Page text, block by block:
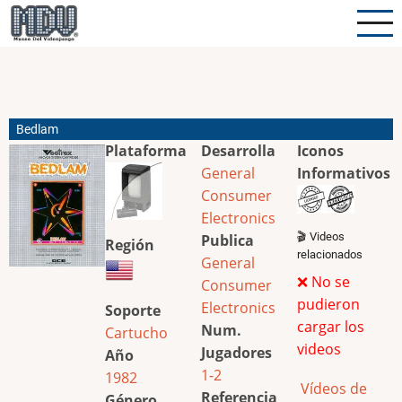
Pasar
al
Bedlam
Plataforma
Región
Soporte
Cartucho
Año
1982
Desarrolla
General
Consumer
Electronics
Publica
General
Consumer
Electronics
Num.
Jugadores
1-2
Referencia
Iconos
Informativos
🎬 Videos
relacionados
❌ No se
pudieron
cargar los
videos
Vídeos de